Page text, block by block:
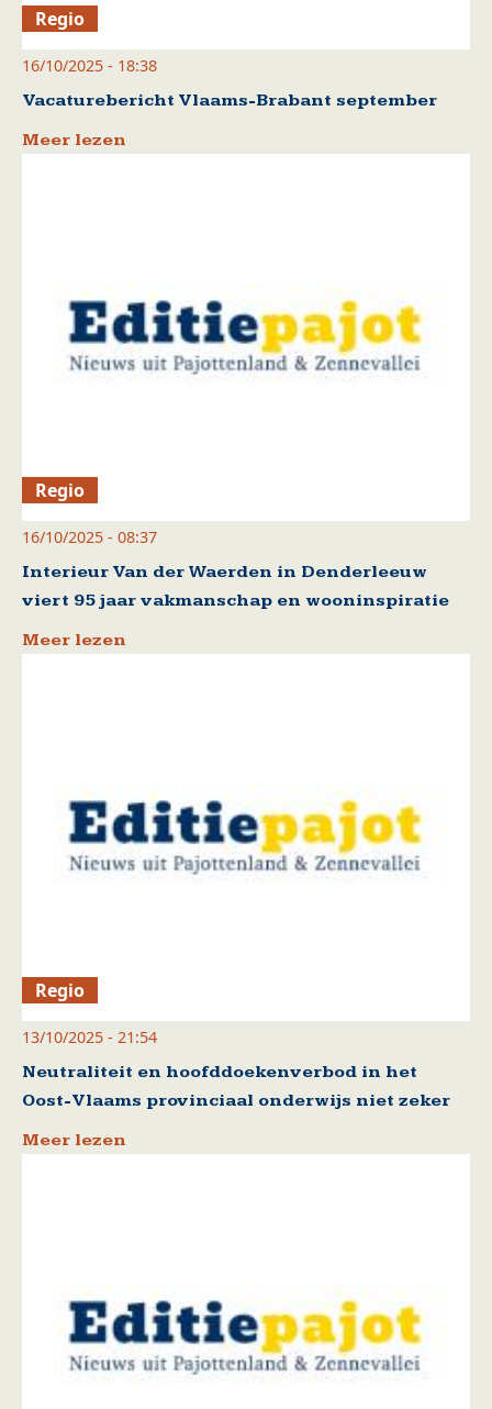
Regio
16/10/2025 - 18:38
Vacaturebericht Vlaams-Brabant september
Meer lezen
Regio
16/10/2025 - 08:37
Interieur Van der Waerden in Denderleeuw
viert 95 jaar vakmanschap en wooninspiratie
Meer lezen
Regio
13/10/2025 - 21:54
Neutraliteit en hoofddoekenverbod in het
Oost-Vlaams provinciaal onderwijs niet zeker
Meer lezen